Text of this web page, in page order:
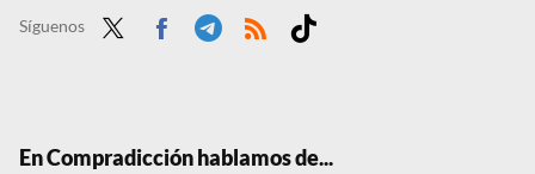
Síguenos
En Compradicción hablamos de...